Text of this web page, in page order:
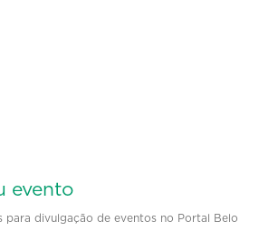
evento
para divulgação de eventos no Portal Belo